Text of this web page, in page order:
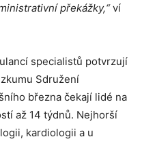
překážky,“ví
specialistů potvrzují
Sdružení
března čekají lidé na
až 14 týdnů. Nejhorší
kardiologii a u